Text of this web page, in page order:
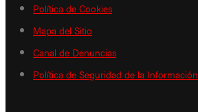
Política de Cookies
Mapa del Sitio
Canal de Denuncias
Política de Seguridad de la Información